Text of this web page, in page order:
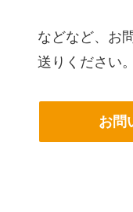
などなど、お
送りください。
お問